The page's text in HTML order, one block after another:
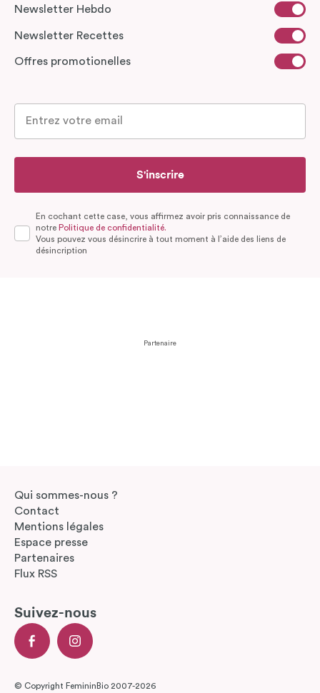
Newsletter Hebdo
Newsletter Recettes
Offres promotionelles
S'inscrire
En cochant cette case, vous affirmez avoir pris connaissance de
notre Politique de confidentialité.
Vous pouvez vous désincrire à tout moment à l’aide des liens de
désincription
Partenaire
Qui sommes-nous ?
Contact
Mentions légales
Espace presse
Partenaires
Flux RSS
Suivez-nous
© Copyright FemininBio 2007-2026